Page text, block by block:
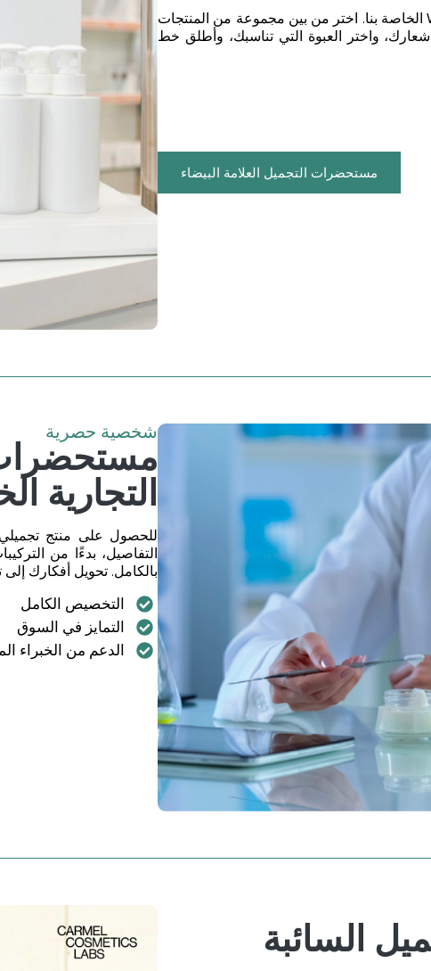
قدّم حلاً جاهزًا من خلال خدمة White Label الخاصة بنا. اختر من بين مجموعة من المنتجات
واختر العبوة التي تناسبك، وأطلق خط
مستحضرات التجميل العلامة البيضاء
شخصية حصرية
مستحضرات
التجارية
للحصول على منتج
التفاصيل، بدءًا من
بالكامل. تحويل أفكارك
التخصيص الكامل
التمايز في السوق
الدعم من الخبراء
السائبة